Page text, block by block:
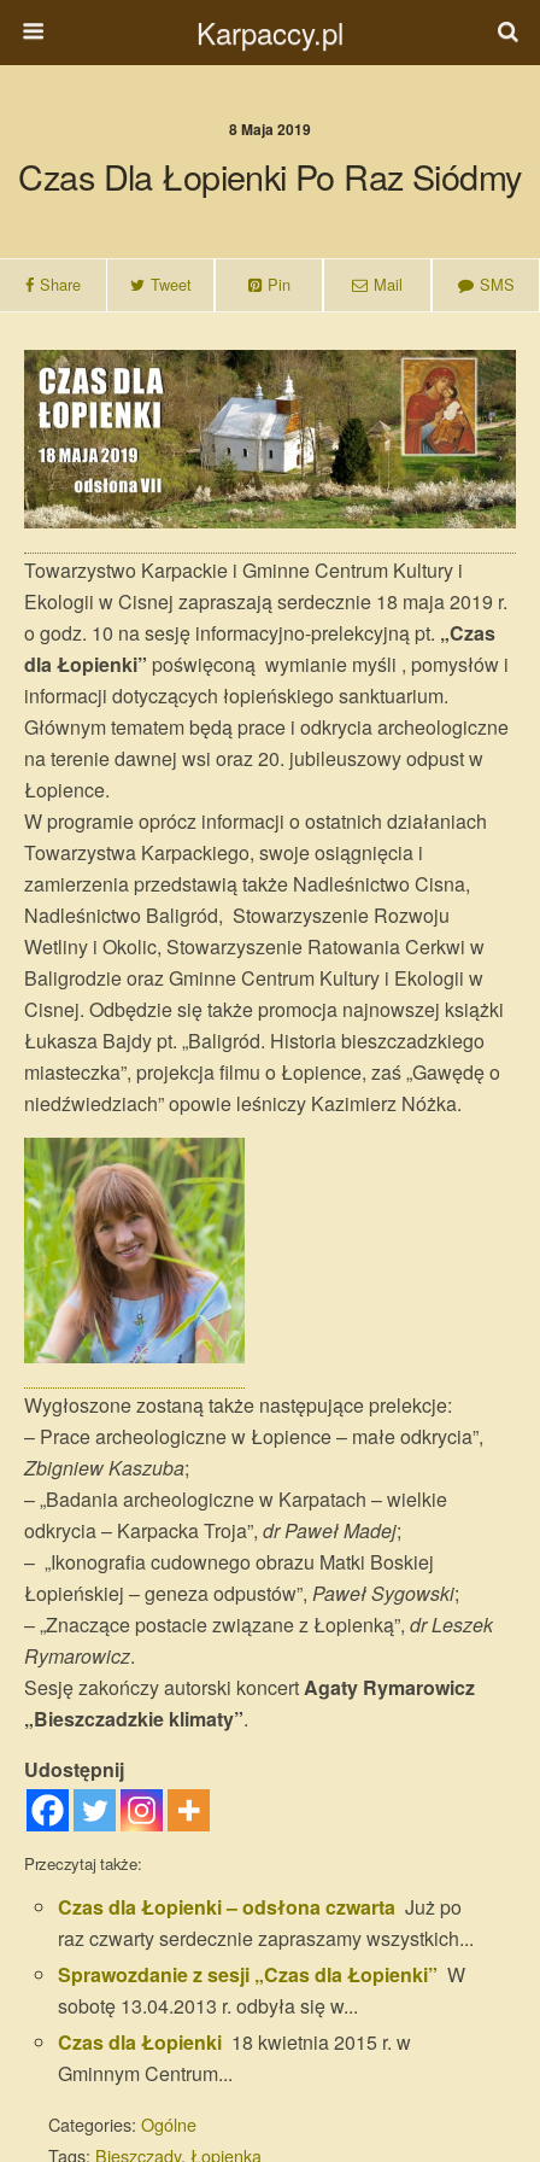
Karpaccy.pl
8 Maja 2019
Czas Dla Łopienki Po Raz Siódmy
Share Tweet Pin Mail SMS
Towarzystwo Karpackie i Gminne Centrum Kultury i
Ekologii w Cisnej zapraszają serdecznie 18 maja 2019 r.
o godz. 10 na sesję informacyjno-prelekcyjną pt. „Czas
dla Łopienki” poświęconą wymianie myśli , pomysłów i
informacji dotyczących łopieńskiego sanktuarium.
Głównym tematem będą prace i odkrycia archeologiczne
na terenie dawnej wsi oraz 20. jubileuszowy odpust w
Łopience.
W programie oprócz informacji o ostatnich działaniach
Towarzystwa Karpackiego, swoje osiągnięcia i
zamierzenia przedstawią także Nadleśnictwo Cisna,
Nadleśnictwo Baligród, Stowarzyszenie Rozwoju
Wetliny i Okolic, Stowarzyszenie Ratowania Cerkwi w
Baligrodzie oraz Gminne Centrum Kultury i Ekologii w
Cisnej. Odbędzie się także promocja najnowszej książki
Łukasza Bajdy pt. „Baligród. Historia bieszczadzkiego
miasteczka”, projekcja filmu o Łopience, zaś „Gawędę o
niedźwiedziach” opowie leśniczy Kazimierz Nóżka.
Wygłoszone zostaną także następujące prelekcje:
– Prace archeologiczne w Łopience – małe odkrycia”,
Zbigniew Kaszuba;
– „Badania archeologiczne w Karpatach – wielkie
odkrycia – Karpacka Troja”, dr Paweł Madej;
– „Ikonografia cudownego obrazu Matki Boskiej
Łopieńskiej – geneza odpustów”, Paweł Sygowski;
– „Znaczące postacie związane z Łopienką”, dr Leszek
Rymarowicz.
Sesję zakończy autorski koncertAgaty Rymarowicz
„Bieszczadzkie klimaty”.
Udostępnij
Przeczytaj także:
Czas dla Łopienki – odsłona czwarta Już po
raz czwarty serdecznie zapraszamy wszystkich...
Sprawozdanie z sesji „Czas dla Łopienki” W
sobotę 13.04.2013 r. odbyła się w...
Czas dla Łopienki 18 kwietnia 2015 r. w
Gminnym Centrum...
Categories: Ogólne
Tags: Bieszczady, Łopienka